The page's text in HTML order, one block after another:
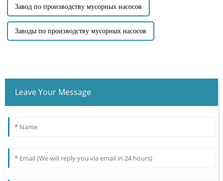
Завод по производству мусорных насосов
Заводы по производству мусорных насосов
Leave Your Message